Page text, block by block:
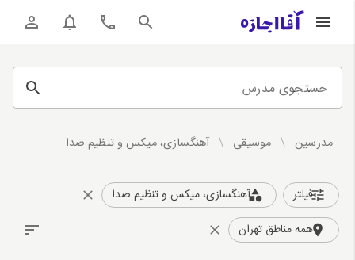
جستجوی مدرس
مدرسین / موسیقی / آهنگسازی، میکس و تنظیم صدا
فیلتر
آهنگسازی، میکس و تنظیم صدا
همه مناطق تهران